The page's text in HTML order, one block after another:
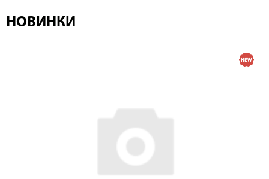
НОВИНКИ